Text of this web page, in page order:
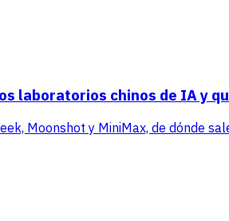
laboratorios chinos de IA y
Moonshot y MiniMax, de dónde